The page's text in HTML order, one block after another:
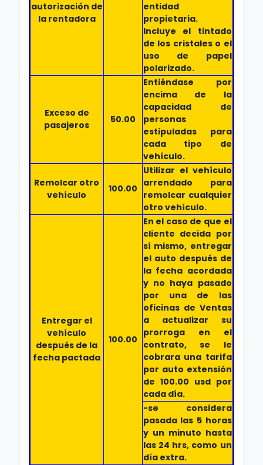
autorización de
la rentadora
entidad
propietaria.
Incluye el tintado
de los cristales o el
uso de papel
polarizado.
Exceso de
pasajeros
50.00
Entiéndase por
encima de la
capacidad de
personas
estipuladas para
cada tipo de
vehículo.
Remolcar otro
vehículo
100.00
Utilizar el vehículo
arrendado para
remolcar cualquier
otro vehículo.
Entregar el
vehículo
después de la
fecha pactada
100.00
En el caso de que el
cliente decida por
sí mismo, entregar
el auto después de
la fecha acordada
y no haya pasado
por una de las
oficinas de Ventas
a actualizar su
prorroga en el
contrato, se le
cobrara una tarifa
por auto extensión
de 100.00 usd por
cada día.
-se considera
pasada las 5 horas
y un minuto hasta
las 24 hrs, como un
día extra.